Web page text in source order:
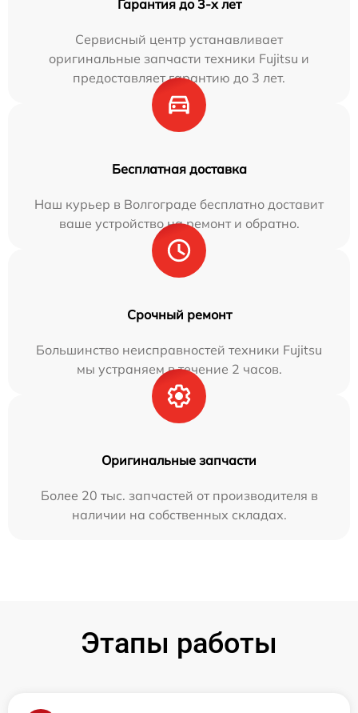
Гарантия до 3-х лет
Сервисный центр устанавливает
оригинальные запчасти техники Fujitsu и
предоставляет гарантию до 3 лет.
Бесплатная доставка
Наш курьер в Волгограде бесплатно доставит
ваше устройство на ремонт и обратно.
Срочный ремонт
Большинство неисправностей техники Fujitsu
мы устраняем в течение 2 часов.
Оригинальные запчасти
Более 20 тыс. запчастей от производителя в
наличии на собственных складах.
Этапы работы